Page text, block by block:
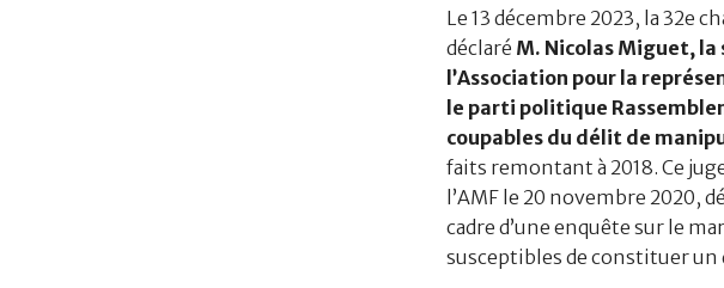
Le 13 décembre 2023, la 32e
déclaré M. Nicolas Miguet, la
l’Association pour la
le parti politique
coupables du délit de
faits remontant à 2018. Ce
l’AMF le 20 novembre 2020,
cadre d’une enquête sur le
susceptibles de constituer